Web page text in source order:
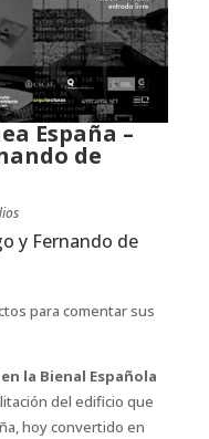
España –
de
y Fernando de
para comentar sus
la Bienal Española
del edificio que
hoy convertido en